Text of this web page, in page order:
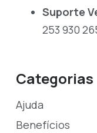
Suporte
253 930
Categorias
Ajuda
Benefícios